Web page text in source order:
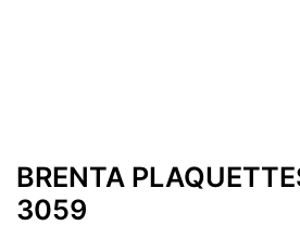
BRENTA
3059